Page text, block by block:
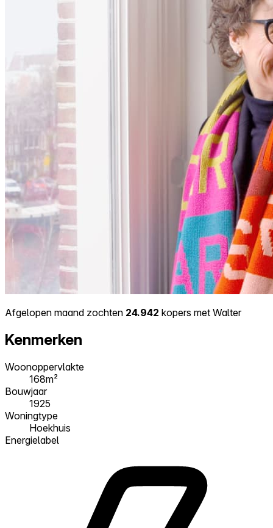
Afgelopen maand zochten 24.942 kopers met Walter
Kenmerken
Woonoppervlakte
168m²
Bouwjaar
1925
Woningtype
Hoekhuis
Energielabel